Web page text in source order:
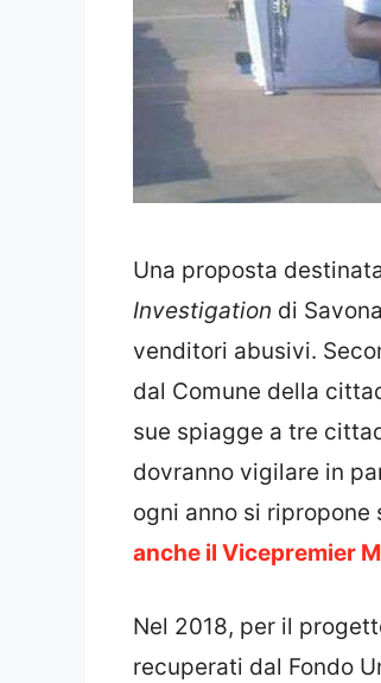
Una proposta
Investigation di
venditori abusivi.
dal Comune della
sue spiagge a tre
dovranno vigilare in
ogni anno si ripropone
anche il Vicepremier
Nel 2018, per il
recuperati dal Fondo